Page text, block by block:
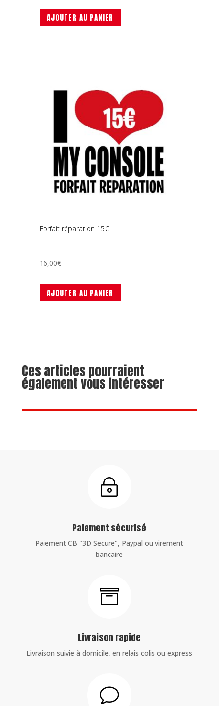
AJOUTER AU PANIER
Forfait réparation 15€
16,00€
AJOUTER AU PANIER
Ces articles pourraient
également vous intéresser
~
Paiement sécurisé
Paiement CB "3D Secure", Paypal ou virement
bancaire

Livraison rapide
Livraison suivie à domicile, en relais colis ou express
v